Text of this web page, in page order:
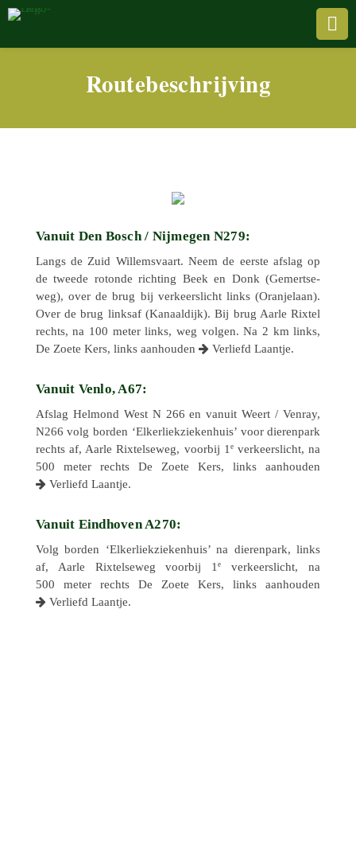

Routebeschrijving
Vanuit Den Bosch / Nijmegen N279:
Langs de Zuid Willems­vaart. Neem de eerste afslag op
de tweede rotonde rich­ting Beek en Donk (Gemert­se­
weg), over de brug bij verkeers­licht links (Oran­je­laan).
Over de brug linksaf (Kanaal­dijk). Bij brug Aarle Rixtel
rechts, na 100 meter links, weg volgen. Na 2 km links,
De Zoete Kers, links aanhou­den
Verliefd Laantje.
Vanuit Venlo, A67:
Afslag Helmond West N 266 en vanuit Weert / Venray,
N266 volg borden ‘Elker­liek­zie­ken­huis’ voor dieren­park
rechts af, Aarle Rixtel­se­weg, voorbij 1 everkeers­licht, na
500 meter rechts De Zoete Kers, links aanhou­den
Verliefd Laantje.
Vanuit Eindhoven A270:
Volg borden ‘Elker­liek­zie­ken­huis’ na dieren­park, links
af, Aarle Rixtel­se­weg voorbij 1e
verkeers­licht, na
500 meter rechts De Zoete Kers, links aanhou­den
Verliefd Laantje.